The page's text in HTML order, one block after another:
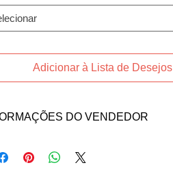
Adicionar à Lista de Desejos
DO VENDEDOR
abaixo: